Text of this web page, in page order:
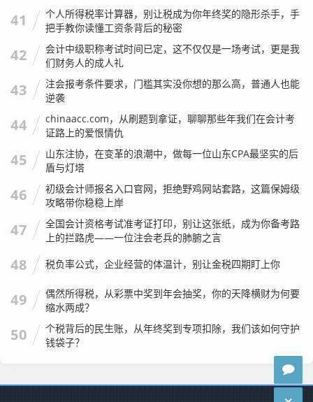
41
个人所得税率计算器，别让税成为你年终奖的隐形杀手，手
把手教你读懂工资条背后的秘密
42
会计中级职称考试时间已定，这不仅仅是一场考试，更是我
们财务人的成人礼
43
注会报考条件要求，门槛其实没你想的那么高，普通人也能
逆袭
44
chinaacc.com，从刷题到拿证，聊聊那些年我们在会计考
证路上的爱恨情仇
45
山东注协，在变革的浪潮中，做每一位山东CPA最坚实的后
盾与灯塔
46
初级会计师报名入口官网，拒绝野鸡网站套路，这篇保姆级
攻略带你稳稳上岸
47
全国会计资格考试准考证打印，别让这张纸，成为你备考路
上的拦路虎——一位注会老兵的肺腑之言
48 税负率公式，企业经营的体温计，别让金税四期盯上你
49
偶然所得税，从彩票中奖到年会抽奖，你的天降横财为何要
缩水两成？
50
个税背后的民生账，从年终奖到专项扣除，我们该如何守护
钱袋子？